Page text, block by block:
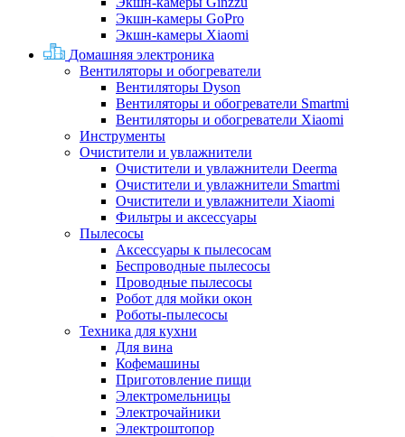
Экшн-камеры GoPro
Экшн-камеры Xiaomi
Домашняя электроника
Вентиляторы и обогреватели
Вентиляторы Dyson
Вентиляторы и обогреватели Smartmi
Вентиляторы и обогреватели Xiaomi
Инструменты
Очистители и увлажнители
Очистители и увлажнители Deerma
Очистители и увлажнители Smartmi
Очистители и увлажнители Xiaomi
Фильтры и аксессуары
Пылесосы
Аксессуары к пылесосам
Беспроводные пылесосы
Проводные пылесосы
Робот для мойки окон
Роботы-пылесосы
Техника для кухни
Для вина
Кофемашины
Приготовление пищи
Электромельницы
Электрочайники
Электроштопор